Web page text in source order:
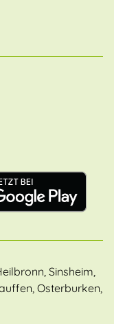
Sinsheim,
Osterburken,